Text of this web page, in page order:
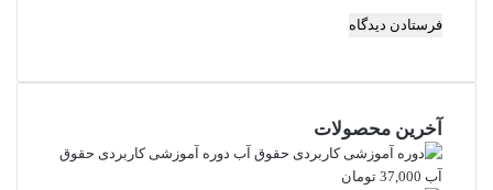
آخرین محصولات
دوره آموزشی کاربردی حقوق
آب 37,000 تومان